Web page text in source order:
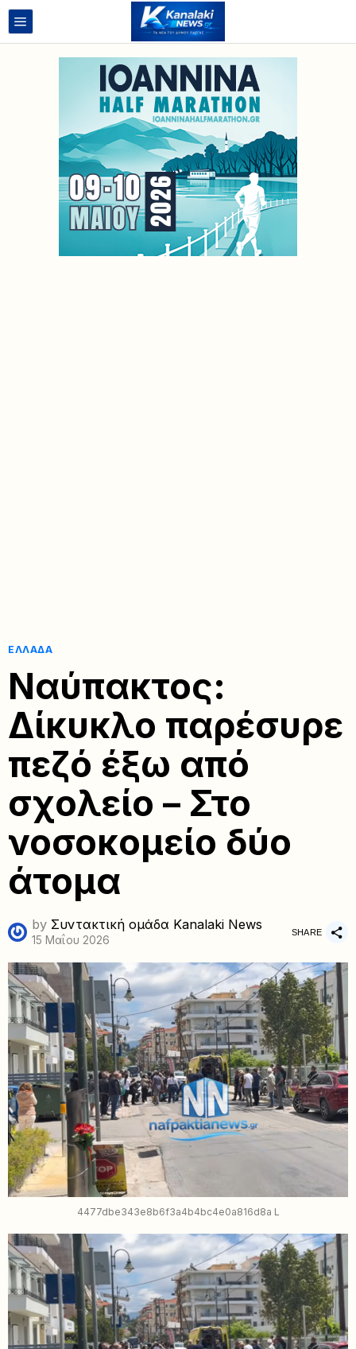
ΕΛΛΆΔΑ
Ναύπακτος:
Δίκυκλο παρέσυρε
πεζό έξω από
σχολείο – Στο
νοσοκομείο δύο
άτομα
by Συντακτική ομάδα Kanalaki News
15 Μαΐου 2026
SHARE
4477dbe343e8b6f3a4b4bc4e0a816d8a L